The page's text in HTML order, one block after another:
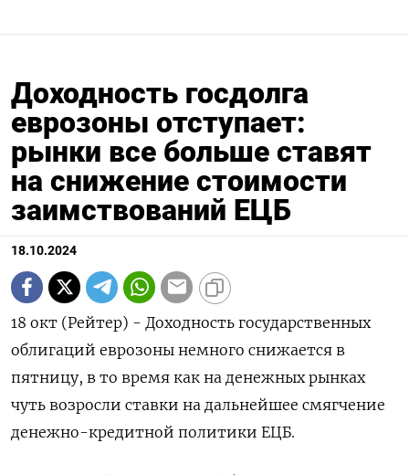
Доходность госдолга
еврозоны отступает:
рынки все больше ставят
на снижение стоимости
заимствований ЕЦБ
18.10.2024
18 окт (Рейтер) - Доходность государственных
облигаций еврозоны немного снижается в
пятницу, в то время как на денежных рынках
чуть возросли ставки на дальнейшее смягчение
денежно-кредитной политики ЕЦБ.